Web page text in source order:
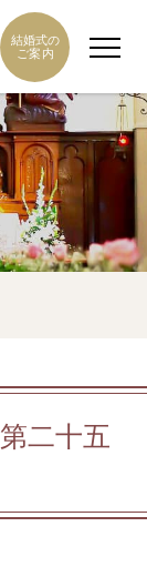
結婚式の
ご案内
二十五